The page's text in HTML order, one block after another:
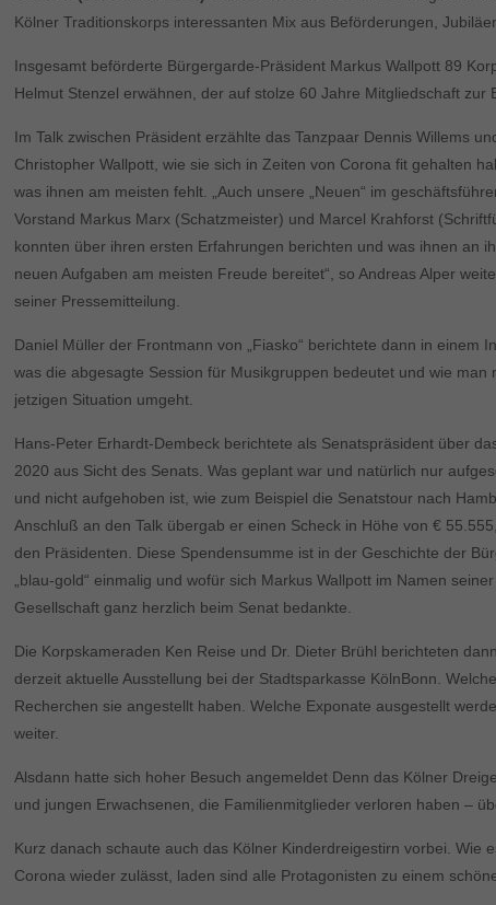
Kölner Traditionskorps interessanten Mix aus Beförderungen,
Insgesamt beförderte Bürgergarde-Präsident Markus Wallpott 89
Helmut Stenzel erwähnen, der auf stolze 60 Jahre Mitgliedschaft zur
Im Talk zwischen Präsident erzählte das Tanzpaar Dennis Willems
Christopher Wallpott, wie sie sich in Zeiten von Corona fit gehalten
was ihnen am meisten fehlt. „Auch unsere „Neuen“ im
Vorstand Markus Marx (Schatzmeister) und Marcel Krahforst
konnten über ihren ersten Erfahrungen berichten und was ihnen an
neuen Aufgaben am meisten Freude bereitet“, so Andreas Alper
seiner Pressemitteilung.
Daniel Müller der Frontmann von „Fiasko“ berichtete dann in einem
was die abgesagte Session für Musikgruppen bedeutet und wie man
jetzigen Situation umgeht.
Hans-Peter Erhardt-Dembeck berichtete als Senatspräsident über
2020 aus Sicht des Senats. Was geplant war und natürlich nur
und nicht aufgehoben ist, wie zum Beispiel die Senatstour nach
Anschluß an den Talk übergab er einen Scheck in Höhe von €
den Präsidenten. Diese Spendensumme ist in der Geschichte der
„blau-gold“ einmalig und wofür sich Markus Wallpott im Namen seiner
Gesellschaft ganz herzlich beim Senat bedankte.
Die Korpskameraden Ken Reise und Dr. Dieter Brühl berichteten
derzeit aktuelle Ausstellung bei der Stadtsparkasse KölnBonn. Welche
Recherchen sie angestellt haben. Welche Exponate ausgestellt
weiter.
Alsdann hatte sich hoher Besuch angemeldet Denn das Kölner
und jungen Erwachsenen, die Familienmitglieder verloren haben –
Kurz danach schaute auch das Kölner Kinderdreigestirn vorbei. Wie
Corona wieder zulässt, laden sind alle Protagonisten zu einem